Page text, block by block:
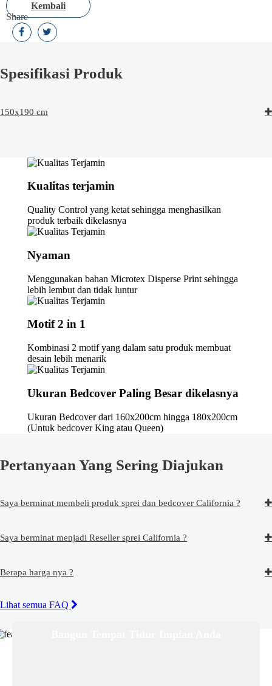
Kembali
Share
Spesifikasi Produk
150x190 cm
Kualitas terjamin
Quality Control yang ketat sehingga menghasilkan
produk terbaik dikelasnya
Nyaman
Menggunakan bahan Microtex Disperse Print sehingga
lebih lembut dan tidak luntur
Motif 2 in 1
Kombinasi 2 motif yang dalam satu produk membuat
desain lebih menarik
Ukuran Bedcover Paling Besar dikelasnya
Ukuran Bedcover dari 160x200cm hingga 180x200cm
(Untuk bedcover King atau Queen)
Pertanyaan Yang Sering Diajukan
Saya berminat membeli produk sprei dan bedcover California ?
Saya berminat menjadi Reseller sprei California ?
Berapa harga nya ?
Lihat semua FAQ